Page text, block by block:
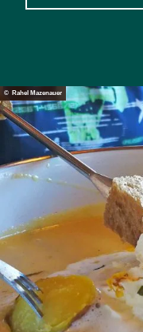
© Rahel Mazenauer